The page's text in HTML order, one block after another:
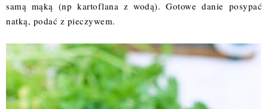
samą mąką (np kartoflana z wodą). Gotowe danie posypać
natką, podać z pieczywem.